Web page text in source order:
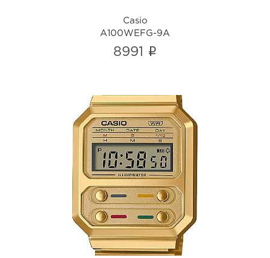
Casio
A100WEFG-9A
8991 i
Casio
A100WEG-9A
i